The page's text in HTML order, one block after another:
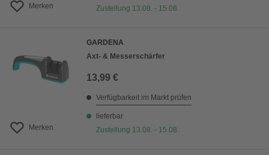
Merken
Zustellung 13.08. - 15.08.
Merken
GARDENA
Axt- & Messerschärfer
13,99 €
Verfügbarkeit im Markt prüfen
lieferbar
Zustellung 13.08. - 15.08.